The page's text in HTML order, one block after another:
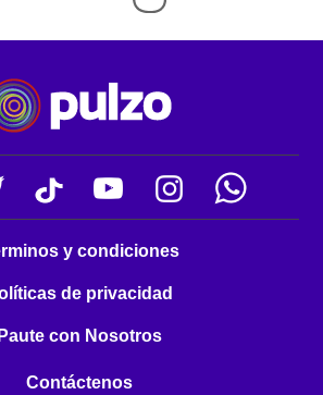
y condiciones
de privacidad
Paute con Nosotros
Contáctenos